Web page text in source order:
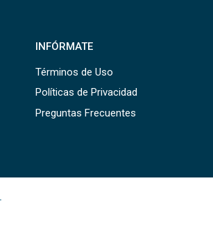
INFÓRMATE
Términos de Uso
Políticas de Privacidad
Preguntas Frecuentes
.